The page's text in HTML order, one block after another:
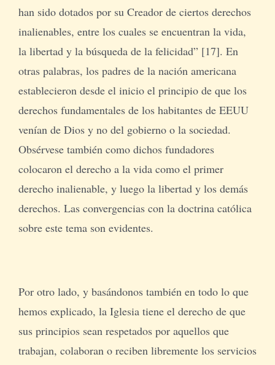
han sido dotados por su Creador de ciertos derechos
inalienables, entre los cuales se encuentran la vida,
la libertad y la búsqueda de la felicidad” [17]. En
otras palabras, los padres de la nación americana
establecieron desde el inicio el principio de que los
derechos fundamentales de los habitantes de EEUU
venían de Dios y no del gobierno o la sociedad.
Obsérvese también como dichos fundadores
colocaron el derecho a la vida como el primer
derecho inalienable, y luego la libertad y los demás
derechos. Las convergencias con la doctrina católica
sobre este tema son evidentes.
Por otro lado, y basándonos también en todo lo que
hemos explicado, la Iglesia tiene el derecho de que
sus principios sean respetados por aquellos que
trabajan, colaboran o reciben libremente los servicios